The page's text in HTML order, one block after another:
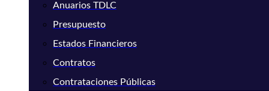
Anuarios TDLC
Presupuesto
Estados Financieros
Contratos
Contrataciones Públicas